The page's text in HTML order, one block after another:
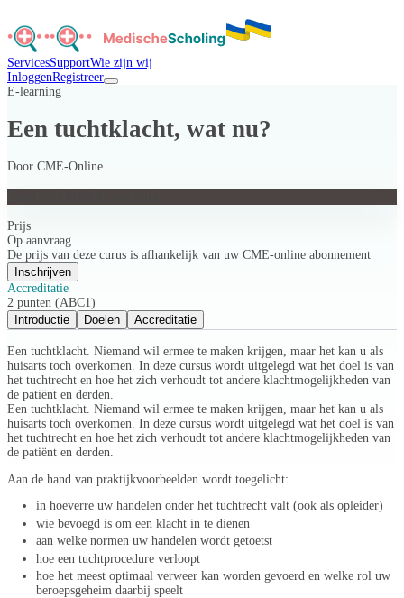
ServicesSupportWie zijn wij
InloggenRegistreer
E-learning
Een tuchtklacht, wat nu?
Door CME-Online
Prijs
Op aanvraag
De prijs van deze curus is afhankelijk van uw CME-online abonnement
Inschrijven
Accreditatie
2 punten (ABC1)
Introductie
Doelen Accreditatie
Een tuchtklacht. Niemand wil ermee te maken krijgen, maar het kan u als
huisarts toch overkomen. In deze cursus wordt uitgelegd wat het doel is van
het tuchtrecht en hoe het zich verhoudt tot andere klachtmogelijkheden van
de patiënt en derden.
Een tuchtklacht. Niemand wil ermee te maken krijgen, maar het kan u als
huisarts toch overkomen. In deze cursus wordt uitgelegd wat het doel is van
het tuchtrecht en hoe het zich verhoudt tot andere klachtmogelijkheden van
de patiënt en derden.
Aan de hand van praktijkvoorbeelden wordt toegelicht:
in hoeverre uw handelen onder het tuchtrecht valt (ook als opleider)
wie bevoegd is om een klacht in te dienen
aan welke normen uw handelen wordt getoetst
hoe een tuchtprocedure verloopt
hoe het meest optimaal verweer kan worden gevoerd en welke rol uw
beroepsgeheim daarbij speelt